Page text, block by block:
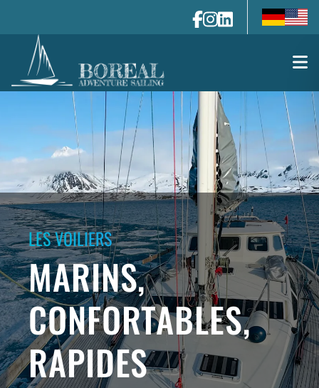
de-deen-us
LES VOILIERS
MARINS,
CONFORTABLES,
RAPIDES